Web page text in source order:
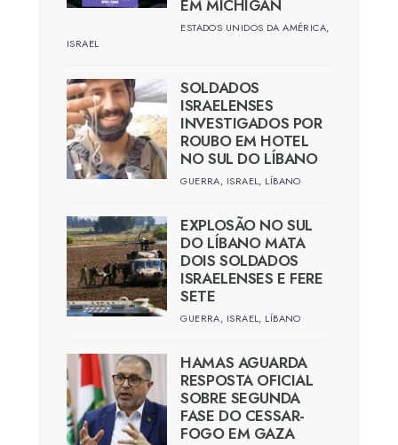
EM MICHIGAN
ESTADOS UNIDOS DA AMÉRICA,
ISRAEL
SOLDADOS
ISRAELENSES
INVESTIGADOS POR
ROUBO EM HOTEL
NO SUL DO LÍBANO
GUERRA, ISRAEL, LÍBANO
EXPLOSÃO NO SUL
DO LÍBANO MATA
DOIS SOLDADOS
ISRAELENSES E FERE
SETE
GUERRA, ISRAEL, LÍBANO
HAMAS AGUARDA
RESPOSTA OFICIAL
SOBRE SEGUNDA
FASE DO CESSAR-
FOGO EM GAZA